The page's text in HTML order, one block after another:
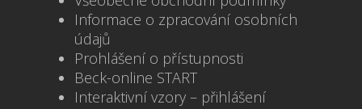
Informace o zpracování osobních
údajů
Prohlášení o přístupnosti
Beck-online START
Interaktivní vzory – přihlášení